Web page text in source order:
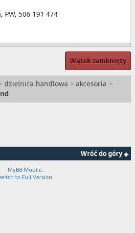
506 191 474
Wątek zamknięty
dzielnica handlowa > akcesoria >
Wróć do góry
MyBB Mobile.
to Full Version